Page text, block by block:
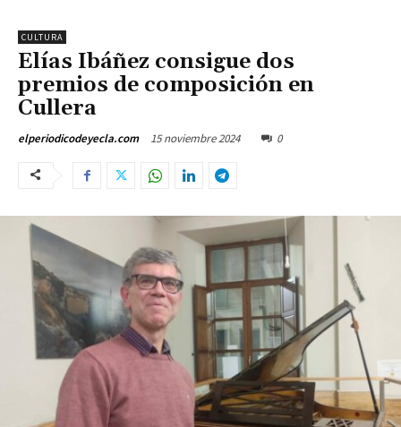
CULTURA
Elías Ibáñez consigue dos
premios de composición en
Cullera
elperiodicodeyecla.com 15 noviembre 2024 0